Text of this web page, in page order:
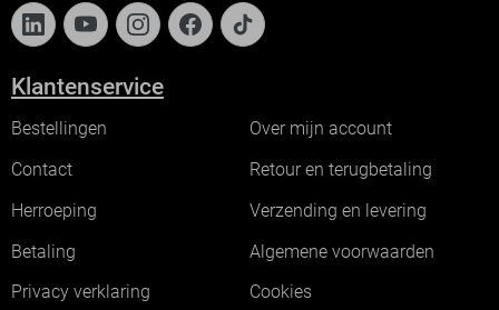
Klantenservice
Bestellingen
Over mijn account
Contact
Retour en terugbetaling
Herroeping
Verzending en levering
Betaling
Algemene voorwaarden
Privacy verklaring
Cookies